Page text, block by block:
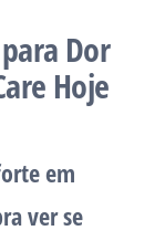
Dor
Hoje
em
ver se